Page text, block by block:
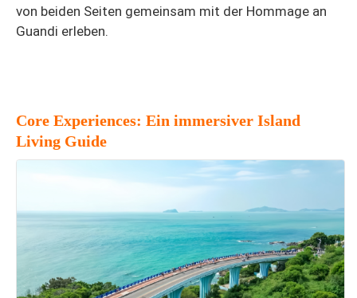
von beiden Seiten gemeinsam mit der Hommage an
Guandi erleben.
Core Experiences: Ein immersiver Island
Living Guide